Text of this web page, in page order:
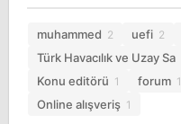
muhammed 2 uefi 2
Türk Havacılık ve Uzay Sa
Konu editörü 1 forum 1
Online alışveriş 1